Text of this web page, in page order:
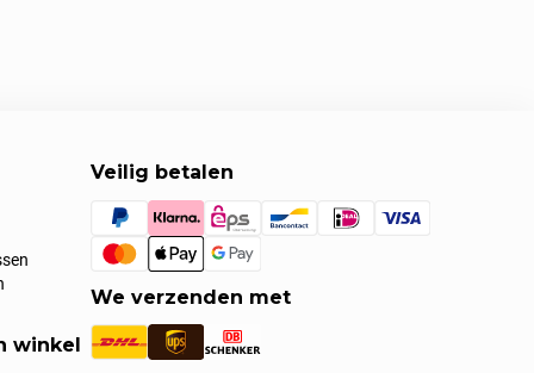
winkel
Veilig betalen
We verzenden met